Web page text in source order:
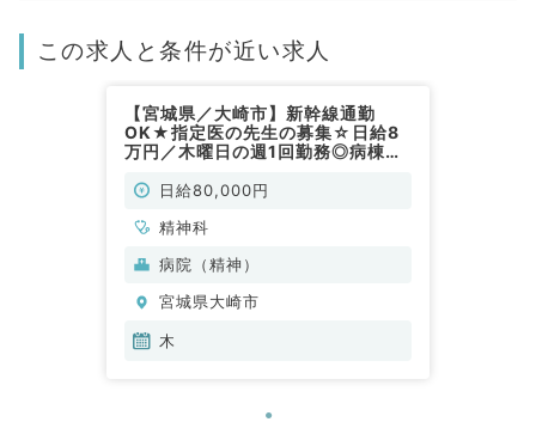
この求人と条件が近い求人
【宮城県／大崎市】新幹線通勤
OK★指定医の先生の募集☆日給8
万円／木曜日の週1回勤務◎病棟管
／非常勤）
日給80,000円
精神科
病院（精神）
宮城県大崎市
木